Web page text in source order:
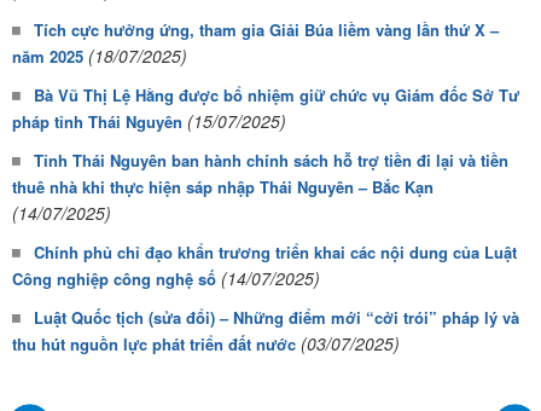
Tích cực hưởng ứng, tham gia Giải Búa liềm vàng lần thứ X –
năm 2025 (18/07/2025)
Bà Vũ Thị Lệ Hằng được bổ nhiệm giữ chức vụ Giám đốc Sở Tư
pháp tỉnh Thái Nguyên (15/07/2025)
Tỉnh Thái Nguyên ban hành chính sách hỗ trợ tiền đi lại và tiền
thuê nhà khi thực hiện sáp nhập Thái Nguyên – Bắc Kạn
(14/07/2025)
Chính phủ chỉ đạo khẩn trương triển khai các nội dung của Luật
Công nghiệp công nghệ số (14/07/2025)
Luật Quốc tịch (sửa đổi) – Những điểm mới “cởi trói” pháp lý và
thu hút nguồn lực phát triển đất nước (03/07/2025)